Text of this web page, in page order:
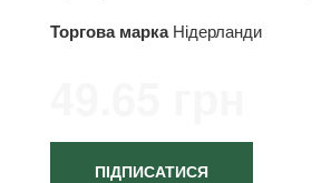
Торгова марка Нідерланди
ПІДПИСАТИСЯ